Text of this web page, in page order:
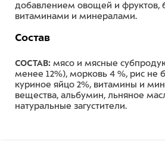
добавлением овощей и фруктов,
витаминами и минералами.
Состав
СОСТАВ: мясо и мясные
менее 12%), морковь 4 %, рис не
куриное яйцо 2%, витамины и
вещества, альбумин, льняное
натуральные загустители.